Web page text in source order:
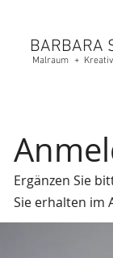
BARBARA
Malraum +
Ergänzen Sie
Sie erhalten im